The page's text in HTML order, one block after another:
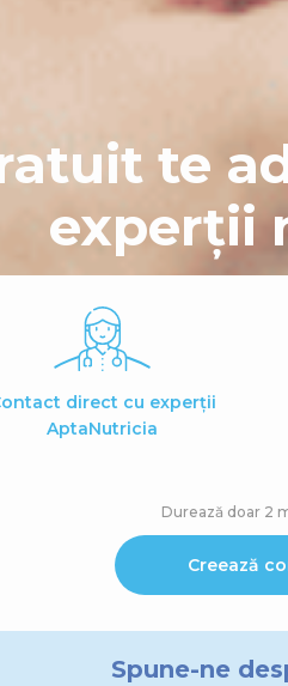
te
experții
direct cu experții
AptaNutricia
Durează doar 2
Creează
Spune-ne